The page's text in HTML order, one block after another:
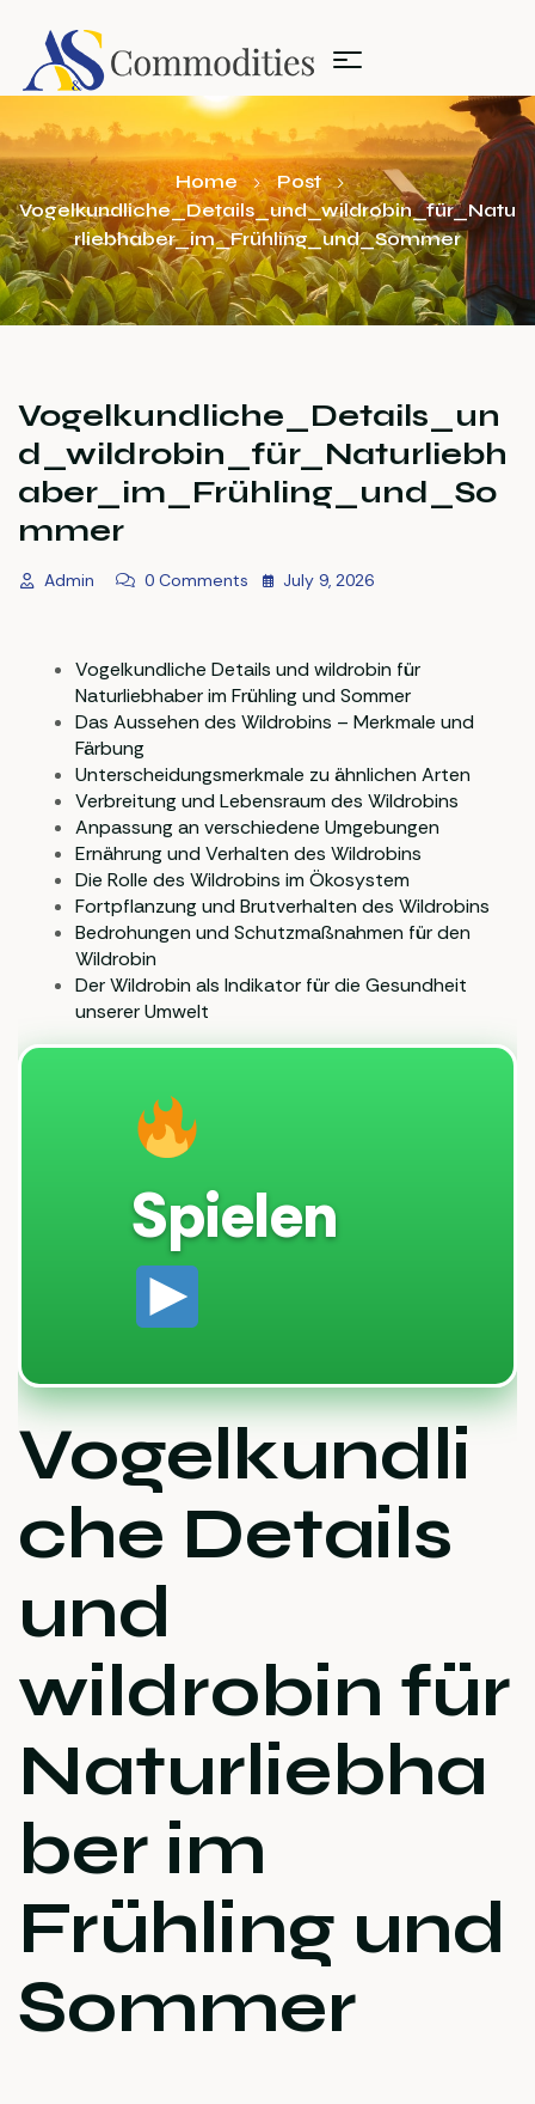
Home
Post
Vogelkundliche_Details_und_wildrobin_für_Natu
rliebhaber_im_Frühling_und_Sommer
Vogelkundliche_Details_un
d_wildrobin_für_Naturliebh
aber_im_Frühling_und_So
mmer
July 9, 2026
Admin 0 Comments
Vogelkundliche Details und wildrobin für
Naturliebhaber im Frühling und Sommer
Das Aussehen des Wildrobins – Merkmale und
Färbung
Unterscheidungsmerkmale zu ähnlichen Arten
Verbreitung und Lebensraum des Wildrobins
Anpassung an verschiedene Umgebungen
Ernährung und Verhalten des Wildrobins
Die Rolle des Wildrobins im Ökosystem
Fortpflanzung und Brutverhalten des Wildrobins
Bedrohungen und Schutzmaßnahmen für den
Wildrobin
Der Wildrobin als Indikator für die Gesundheit
unserer Umwelt
Spielen
Vogelkundli
che Details
und
wildrobin für
Naturliebha
ber im
Frühling und
Sommer